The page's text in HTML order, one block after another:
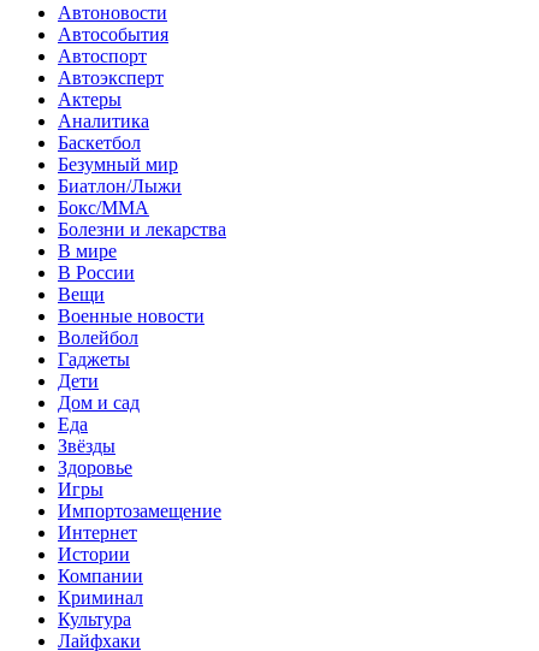
Автоновости
Автособытия
Автоспорт
Автоэксперт
Актеры
Аналитика
Баскетбол
Безумный мир
Биатлон/Лыжи
Бокс/MMA
Болезни и лекарства
В мире
В России
Вещи
Военные новости
Волейбол
Гаджеты
Дети
Дом и сад
Еда
Звёзды
Здоровье
Игры
Импортозамещение
Интернет
Истории
Компании
Криминал
Культура
Лайфхаки